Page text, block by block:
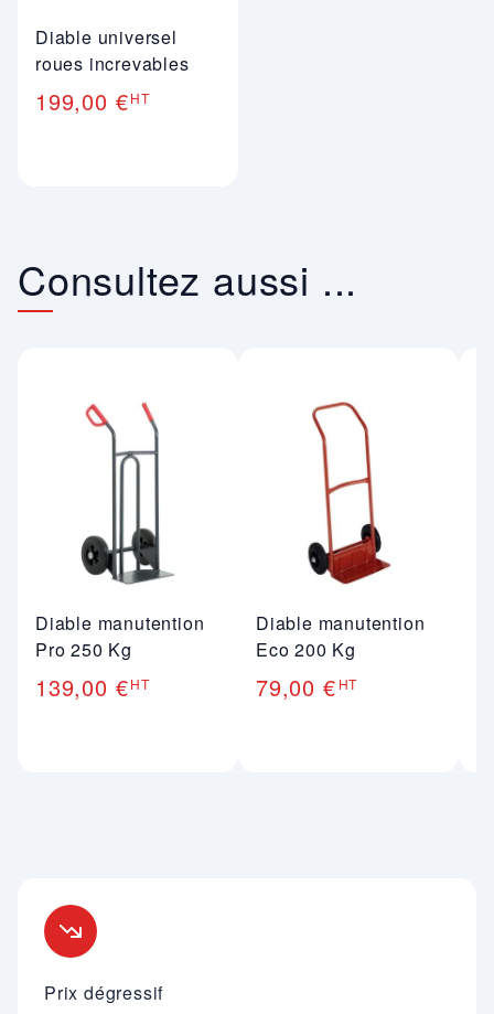
Diable universel
roues increvables
199,00 €HT
Consultez aussi ...
Diable manutention
Pro 250 Kg
139,00 €HT
Diable manutention
Eco 200 Kg
79,00 € HT
Prix dégressif